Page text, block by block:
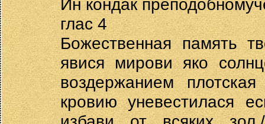
Ин кондак
глас 4
Божественная память
явися мирови яко
воздержанием
кровию уневестилася